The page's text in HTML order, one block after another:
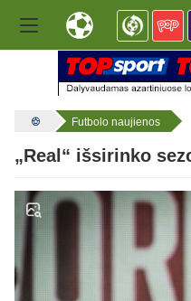
Futbolo naujienos
„Real“ išsirinko